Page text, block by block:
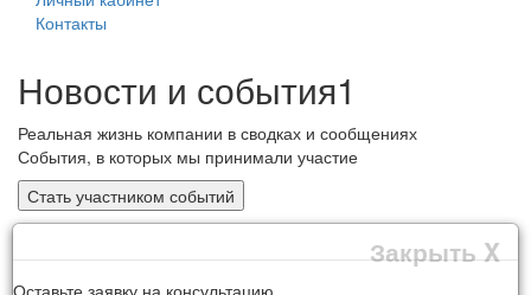
Контакты
Новости и события1
Реальная жизнь компании в сводках и сообщениях
События, в которых мы принимали участие
Стать участником событий
Закрыть X